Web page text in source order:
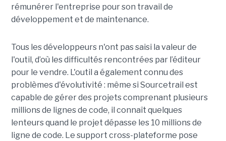
rémunérer l'entreprise pour son travail de
développement et de maintenance.
Tous les développeurs n'ont pas saisi la valeur de
l'outil, d’où les difficultés rencontrées par l’éditeur
pour le vendre. L'outil a également connu des
problèmes d'évolutivité : même si Sourcetrail est
capable de gérer des projets comprenant plusieurs
millions de lignes de code, il connaît quelques
lenteurs quand le projet dépasse les 10 millions de
ligne de code. Le support cross-plateforme pose